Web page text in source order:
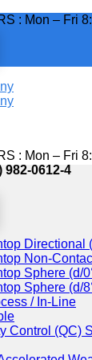
: Mon – Fri
: Mon – Fri
982-0612-4
Directional
Non-
Sphere (d/
Sphere (d/
/ In-Line
Control (QC)